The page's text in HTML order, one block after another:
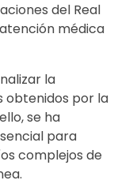
del Real
médica
la
obtenidos por la
se ha
para
complejos de